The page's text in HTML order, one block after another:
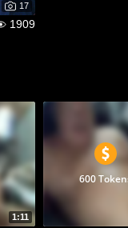
17
1909
1:11
600